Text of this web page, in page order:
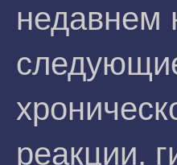
недавнем
реакции,